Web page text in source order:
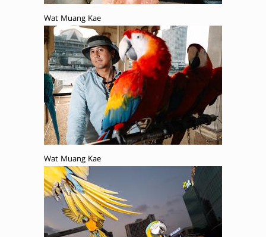
Wat Muang Kae
Wat Muang Kae